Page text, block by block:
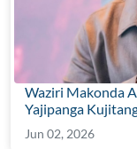
Waziri Makonda
Yajipanga
Jun 02, 2026